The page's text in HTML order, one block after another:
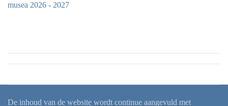
musea 2026 - 2027
De inhoud van de website wordt continue aangevuld met